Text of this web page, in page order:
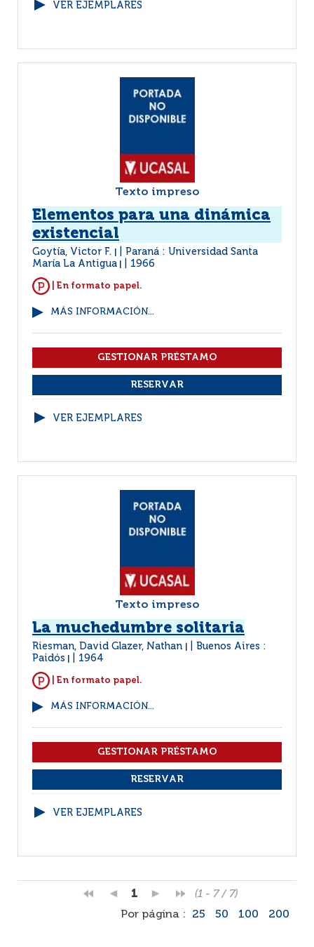
VER EJEMPLARES
Texto impreso
Elementos para una dinámica
existencial
Goytía, Victor F.
Paraná : Universidad Santa
María La Antigua
1966
| En formato papel.
MÁS INFORMACIÓN...
VER EJEMPLARES
Texto impreso
La muchedumbre solitaria
Riesman, David Glazer, Nathan
Buenos Aires :
Paidós
1964
| En formato papel.
MÁS INFORMACIÓN...
VER EJEMPLARES
1
(1 - 7 / 7)
Por página :
25 50 100 200